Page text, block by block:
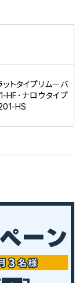
トタイプリムーバ
HF･ナロウタイプ
HS